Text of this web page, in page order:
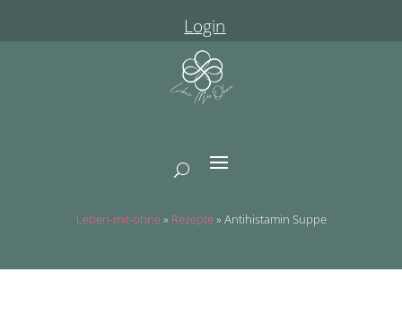
Login
Leben-mit-ohne» Rezepte» Antihistamin Suppe